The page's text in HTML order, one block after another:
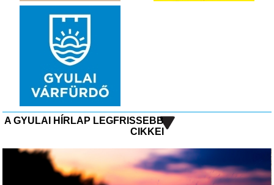
A GYULAI HÍRLAP LEGFRISSEBB
CIKKEI